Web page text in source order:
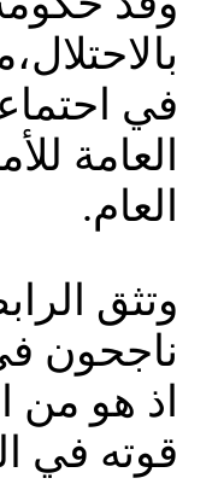
في
العامة
العام.
وتثق
ناجحون
اذ هو من
قوته في